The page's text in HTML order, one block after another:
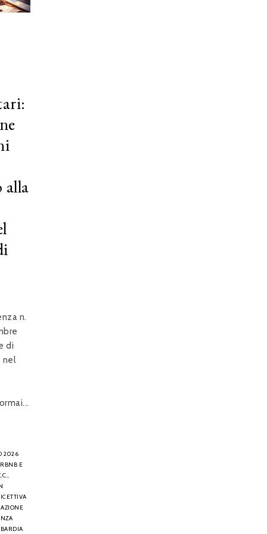
alla
n.
di
nel
2026
E